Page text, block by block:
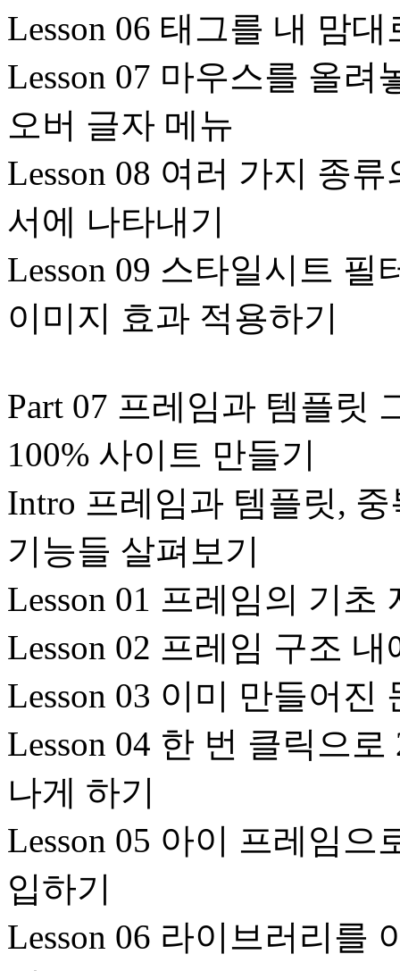
Lesson 06 태그를 내 맘
Lesson 07 마우스를 올
오버 글자 메뉴
Lesson 08 여러 가지 종
서에 나타내기
Lesson 09 스타일시트
이미지 효과 적용하기
Part 07 프레임과 템플릿
100% 사이트 만들기
Intro 프레임과 템플릿,
기능들 살펴보기
Lesson 01 프레임의 기초
Lesson 02 프레임 구조
Lesson 03 이미 만들어
Lesson 04 한 번 클릭으
나게 하기
Lesson 05 아이 프레임
입하기
Lesson 06 라이브러리를